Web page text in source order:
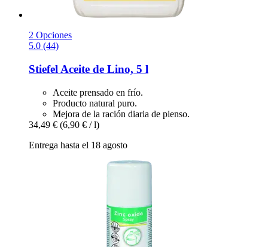
2 Opciones
5.0 (44)
Stiefel Aceite de Lino, 5 l
Aceite prensado en frío.
Producto natural puro.
Mejora de la ración diaria de pienso.
34,49 € (6,90 € / l)
Entrega hasta el 18 agosto